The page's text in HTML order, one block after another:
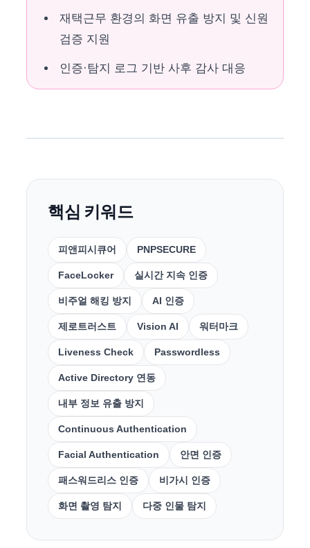
재택근무 환경의 화면 유출 방지 및 신원
검증 지원
인증·탐지 로그 기반 사후 감사 대응
핵심 키워드
피앤피시큐어 PNPSECURE
FaceLocker 실시간 지속 인증
비주얼 해킹 방지 AI 인증
제로트러스트 Vision AI 워터마크
Liveness Check Passwordless
Active Directory 연동
내부 정보 유출 방지
Continuous Authentication
Facial Authentication 안면 인증
패스워드리스 인증 비가시 인증
화면 촬영 탐지 다중 인물 탐지